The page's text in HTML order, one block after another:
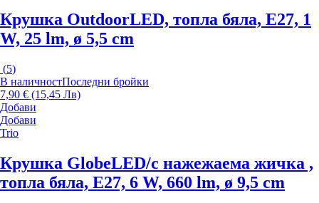
Крушка OutdoorLED, топла бяла, E27, 1
W, 25 lm, ø 5,5 cm
(5)
В наличностПоследни бройки
7,90 € (15,45 Лв)
Добави
Добави
Trio
Крушка GlobeLED/с нажежаема жичка ,
топла бяла, E27, 6 W, 660 lm, ø 9,5 cm